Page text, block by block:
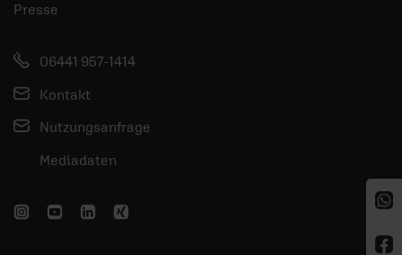
Presse
06441 957-1414
Kontakt
Nutzungsanfrage
Mediadaten